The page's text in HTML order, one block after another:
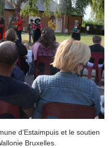
d’Estaimpuis et le soutien
Bruxelles.